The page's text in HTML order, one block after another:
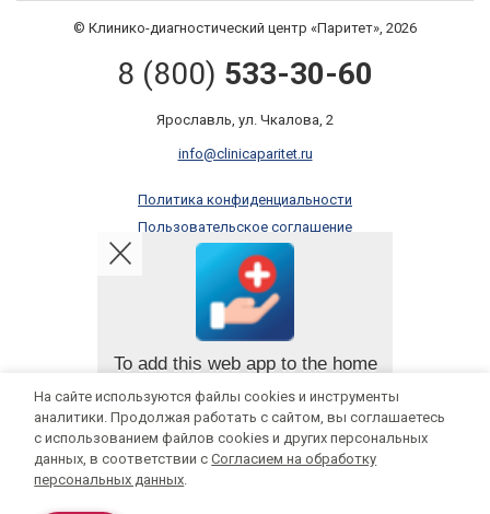
© Клинико-диагностический центр «Паритет», 2026
8 (800) 533-30-60
Ярославль, ул. Чкалова, 2
info@clinicaparitet.ru
Политика конфиденциальности
Пользовательское соглашение
Правила оказания платных услуг
Онлайн запись
Мы в социальных сетях:
ИМЕЮТСЯ ПРОТИВОПОКАЗАНИЯ, НЕОБХОДИМА КОНСУЛЬТАЦИЯ
На сайте используются файлы cookies и инструменты
аналитики. Продолжая работать с сайтом, вы соглашаетесь
с использованием файлов cookies и других персональных
данных, в соответствии сСогласием на обработку
персональных данных.
To add this web app to the home
screen open the browser option
menu and tap onAdd to
homescreen.
The menu can be accessed by pressing
the menu hardware button if your device